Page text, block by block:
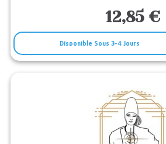
12,85 €
Disponible Sous 3-4 Jours